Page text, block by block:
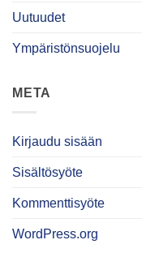
Uutuudet
Ympäristönsuojelu
META
Kirjaudu sisään
Sisältösyöte
Kommenttisyöte
WordPress.org